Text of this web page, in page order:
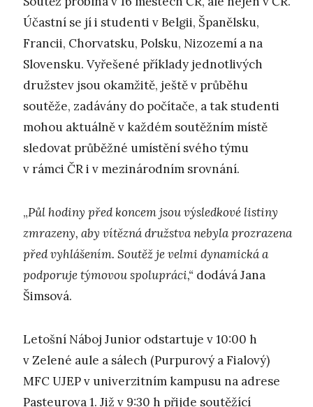
Účastní se jí i studenti v Belgii, Španělsku,
Francii, Chorvatsku, Polsku, Nizozemí a na
Slovensku. Vyřešené příklady jednotlivých
družstev jsou okamžitě, ještě v průběhu
soutěže, zadávány do počítače, a tak studenti
mohou aktuálně v každém soutěžním místě
sledovat průběžné umístění svého týmu
v rámci ČR i v mezinárodním srovnání.
„Půl hodiny před koncem jsou výsledkové listiny
zmrazeny, aby vítězná družstva nebyla prozrazena
před vyhlášením. Soutěž je velmi dynamická a
podporuje týmovou spolupráci,“ dodává Jana
Šimsová.
Letošní Náboj Junior odstartuje v 10:00 h
v Zelené aule a sálech (Purpurový a Fialový)
MFC UJEP v univerzitním kampusu na adrese
Pasteurova 1. Již v 9:30 h přijde soutěžící